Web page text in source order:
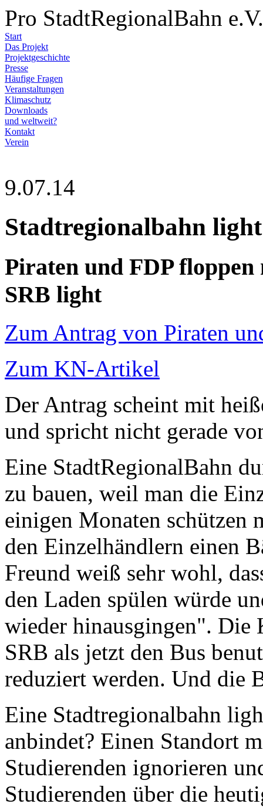
Pro StadtRegionalBahn e.V.
Start
Das Projekt
Projektgeschichte
Presse
Häufige Fragen
Veranstaltungen
Klimaschutz
Downloads
und weltweit?
Kontakt
Verein
9.07.14
Stadtregionalbahn
Piraten und FDP
SRB light
Zum Antrag von Piraten
Zum KN-Artikel
Der Antrag scheint mit
und spricht nicht gerade
Eine StadtRegionalBahn
zu bauen, weil man die
einigen Monaten schützen
den Einzelhändlern einen
Freund weiß sehr wohl,
den Laden spülen würde
wieder hinausgingen". Die
SRB als jetzt den Bus
reduziert werden. Und die
Eine Stadtregionalbahn
anbindet? Einen Standort
Studierenden ignorieren
Studierenden über die